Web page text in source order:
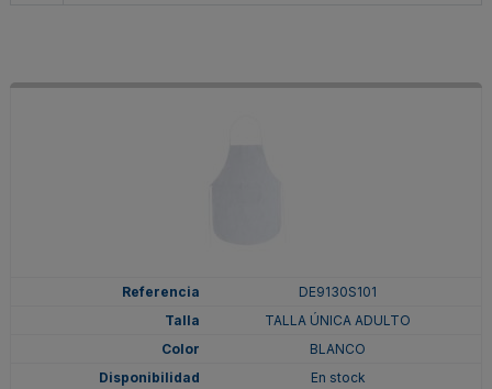
DE9130S101
TALLA ÚNICA ADULTO
BLANCO
En stock